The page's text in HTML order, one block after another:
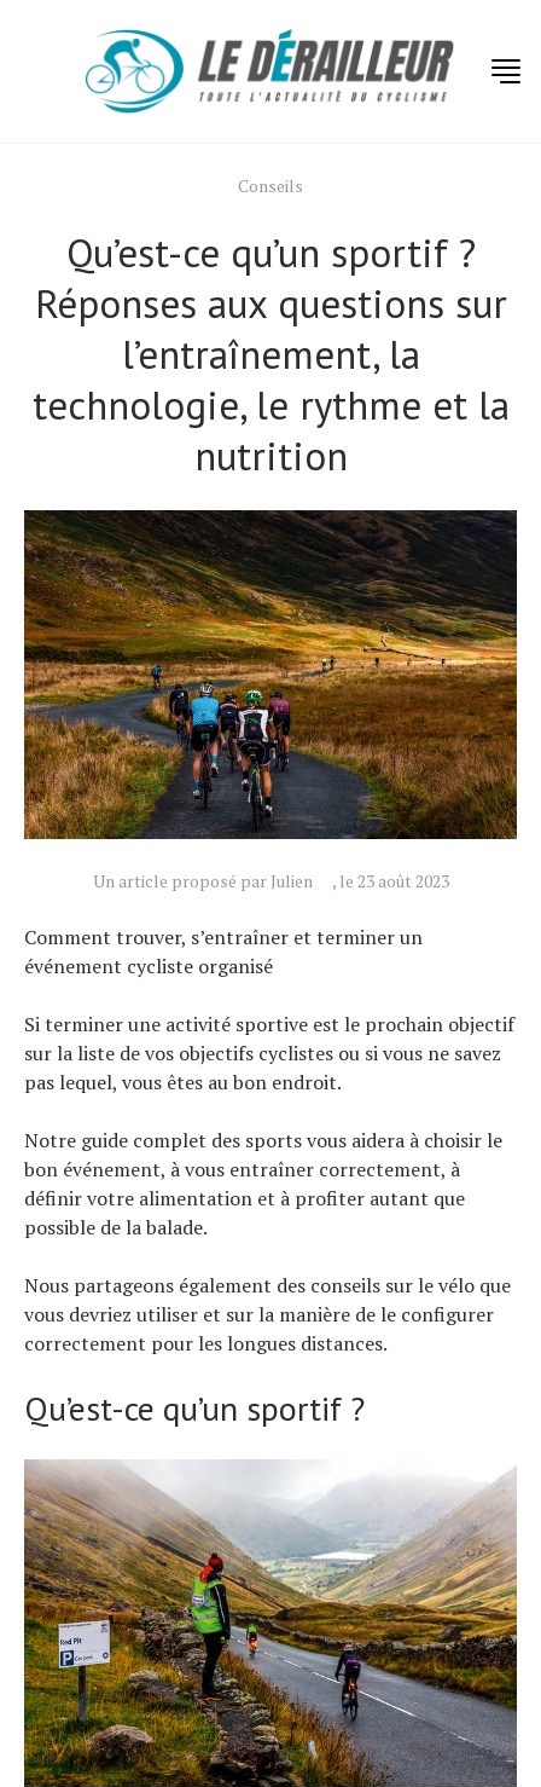
Conseils
Qu’est-ce qu’un sportif ?
Réponses aux questions sur
l’entraînement, la
technologie, le rythme et la
nutrition
Un article proposé par Julien , le 23 août 2023
Comment trouver, s’entraîner et terminer un
événement cycliste organisé
Si terminer une activité sportive est le prochain objectif
sur la liste de vos objectifs cyclistes ou si vous ne savez
pas lequel, vous êtes au bon endroit.
Notre guide complet des sports vous aidera à choisir le
bon événement, à vous entraîner correctement, à
définir votre alimentation et à profiter autant que
possible de la balade.
Nous partageons également des conseils sur le vélo que
vous devriez utiliser et sur la manière de le configurer
correctement pour les longues distances.
Qu’est-ce qu’un sportif ?